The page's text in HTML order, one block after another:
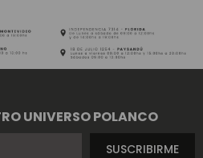
UNIVERSO POLANCO
SUSCRIBIRME